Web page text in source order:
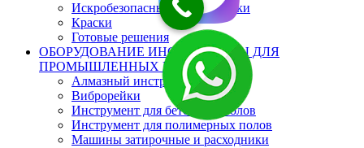
Искробезопасные полы, плитки
Краски
Готовые решения
ОБОРУДОВАНИЕ ИНСТРУМЕНТЫ ДЛЯ
ПРОМЫШЛЕННЫХ ПОЛОВ
Алмазный инструмент
Виброрейки
Инструмент для бетонных полов
Инструмент для полимерных полов
Машины затирочные и расходники